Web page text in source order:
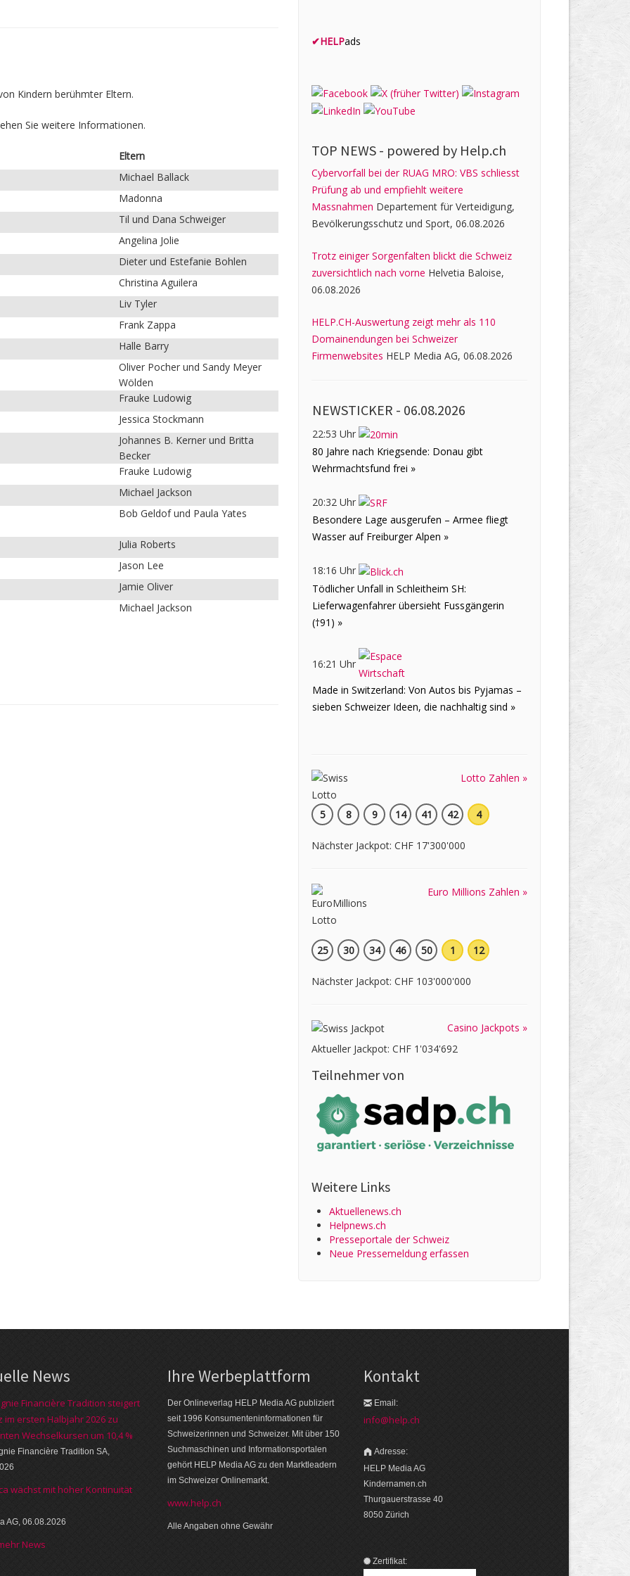
Kindern berühmter Eltern.
Sie weitere Informationen.
Eltern
Michael Ballack
Madonna
Til und Dana Schweiger
Angelina Jolie
Dieter und Estefanie Bohlen
Christina Aguilera
Liv Tyler
Frank Zappa
Halle Barry
Oliver Pocher und Sandy Meyer
Wölden
Frauke Ludowig
Jessica Stockmann
Johannes B. Kerner und Britta
Becker
Frauke Ludowig
Michael Jackson
Bob Geldof und Paula Yates
Julia Roberts
Jason Lee
Jamie Oliver
Michael Jackson
✔HELPads
TOP NEWS - powered by Help.ch
Cybervorfall bei der RUAG MRO: VBS schliesst
Prüfung ab und empfiehlt weitere
Massnahmen Departement für Verteidigung,
Bevölkerungsschutz und Sport, 06.08.2026
Trotz einiger Sorgenfalten blickt die Schweiz
zuversichtlich nach vorne Helvetia Baloise,
06.08.2026
HELP.CH-Auswertung zeigt mehr als 110
Domainendungen bei Schweizer
Firmenwebsites HELP Media AG, 06.08.2026
NEWSTICKER - 06.08.2026
22:53 Uhr
80 Jahre nach Kriegsende: Donau gibt
Wehrmachtsfund frei »
20:32 Uhr
Besondere Lage ausgerufen – Armee fliegt
Wasser auf Freiburger Alpen »
18:16 Uhr
Tödlicher Unfall in Schleitheim SH:
Lieferwagenfahrer übersieht Fussgängerin
(†91) »
16:21 Uhr
Made in Switzerland: Von Autos bis Pyjamas –
sieben Schweizer Ideen, die nachhaltig sind »
Lotto Zahlen »
5 8 9 14 41 42 4
Nächster Jackpot: CHF 17'300'000
Euro Millions Zahlen »
25 30 34 46 50 1 12
Nächster Jackpot: CHF 103'000'000
Casino Jackpots »
Aktueller Jackpot: CHF 1'034'692
Teilnehmer von
Weitere Links
Aktuellenews.ch
Helpnews.ch
Presseportale der Schweiz
Neue Pressemeldung erfassen
News
Financière Tradition steigert
im ersten Halbjahr 2026 zu
Wechselkursen um 10,4 %
Financière Tradition SA,
wächst mit hoher Kontinuität
AG, 06.08.2026
News
Ihre Werbeplattform
Der Onlineverlag HELP Media AG publiziert
seit 1996 Konsumenteninformationen für
Schweizerinnen und Schweizer. Mit über 150
Suchmaschinen und Informationsportalen
gehört HELP Media AG zu den Marktleadern
im Schweizer Onlinemarkt.
www.help.ch
Alle Angaben ohne Gewähr
Kontakt
Email:
info@help.ch
Adresse:
HELP Media AG
Kindernamen.ch
Thurgauerstrasse 40
8050 Zürich
Zertifikat: